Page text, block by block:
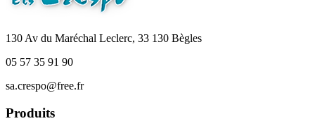
130 Av du Maréchal Leclerc, 33 130 Bègles
05 57 35 91 90
sa.crespo@free.fr
Produits